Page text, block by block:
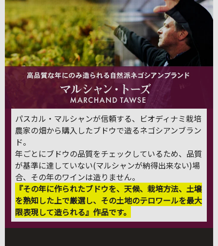
パスカル・マルシャンが信頼する、ビオディナミ栽培
農家の畑から購入したブドウで造るネゴシアンブラン
ド。
年ごとにブドウの品質をチェックしているため、品質
が基準に達していない(マルシャンが納得出来ない)場
合、その年のワインは造りません。
『その年に作られたブドウを、天候、栽培方法、土壌
を熟知した上で厳選し、その土地のテロワールを最大
限表現して造られる』作品です。